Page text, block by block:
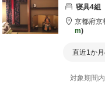
寝具4組
京都府京
m
直近1か
対象期間